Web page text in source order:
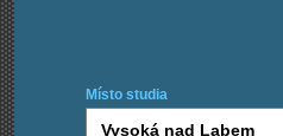
Místo studia